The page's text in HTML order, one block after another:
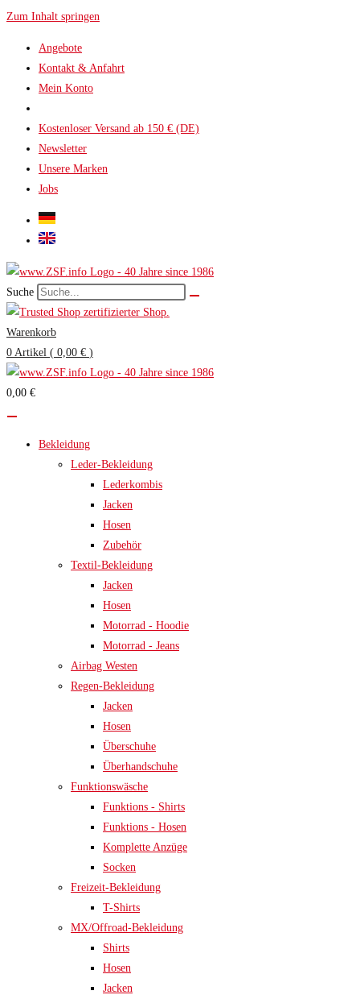
Zum Inhalt springen
Angebote
Kontakt & Anfahrt
Mein Konto
Kostenloser Versand ab 150 € (DE)
Newsletter
Unsere Marken
Jobs
Suche
Warenkorb
0 Artikel ( 0,00 € )
0,00 €
Bekleidung
Leder-Bekleidung
Lederkombis
Jacken
Hosen
Zubehör
Textil-Bekleidung
Jacken
Hosen
Motorrad - Hoodie
Motorrad - Jeans
Airbag Westen
Regen-Bekleidung
Jacken
Hosen
Überschuhe
Überhandschuhe
Funktionswäsche
Funktions - Shirts
Funktions - Hosen
Komplette Anzüge
Socken
Freizeit-Bekleidung
T-Shirts
MX/Offroad-Bekleidung
Shirts
Hosen
Jacken